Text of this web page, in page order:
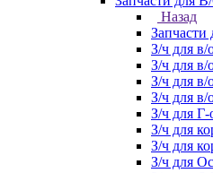
Назад
З/ч для в/
З/ч для
З/ч для в/
З/ч для
З/ч для Г-
З/ч для
З/ч для
З/ч для